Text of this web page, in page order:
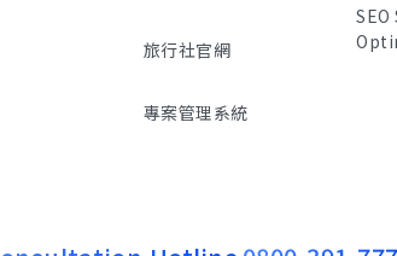
旅行社官網
專案管理系統